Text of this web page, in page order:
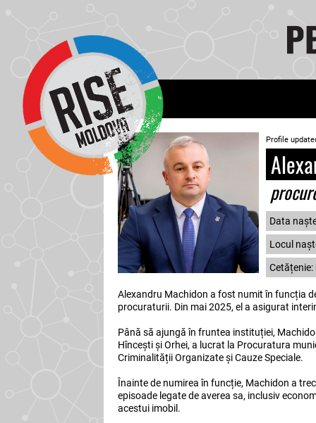
Profile
Data
Locul
Cetățenie:
Alexandru Machidon a fost numit în funcția
procuraturii. Din mai 2025, el a asigurat
Până să ajungă în fruntea instituției,
Hîncești și Orhei, a lucrat la Procuratura
Criminalității Organizate și Cauze Speciale.
Înainte de numirea în funcție, Machidon a
episoade legate de averea sa, inclusiv
acestui imobil.